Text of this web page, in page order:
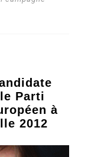
Parti
à
2012